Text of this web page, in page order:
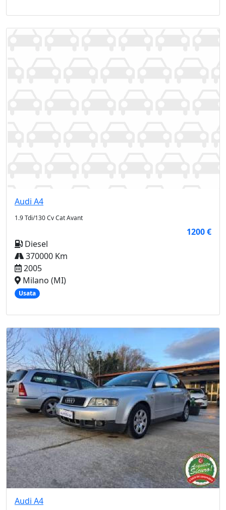
Audi A4
1.9 Tdi/130 Cv Cat Avant
1200 €
Diesel
370000 Km
2005
Milano (MI)
Usata
Audi A4